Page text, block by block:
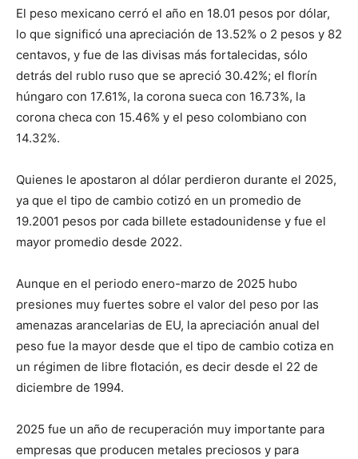
El peso mexicano cerró el año en 18.01 pesos por dólar,
lo que significó una apreciación de 13.52% o 2 pesos y 82
centavos, y fue de las divisas más fortalecidas, sólo
detrás del rublo ruso que se apreció 30.42%; el florín
húngaro con 17.61%, la corona sueca con 16.73%, la
corona checa con 15.46% y el peso colombiano con
14.32%.
Quienes le apostaron al dólar perdieron durante el 2025,
ya que el tipo de cambio cotizó en un promedio de
19.2001 pesos por cada billete estadounidense y fue el
mayor promedio desde 2022.
Aunque en el periodo enero-marzo de 2025 hubo
presiones muy fuertes sobre el valor del peso por las
amenazas arancelarias de EU, la apreciación anual del
peso fue la mayor desde que el tipo de cambio cotiza en
un régimen de libre flotación, es decir desde el 22 de
diciembre de 1994.
2025 fue un año de recuperación muy importante para
empresas que producen metales preciosos y para